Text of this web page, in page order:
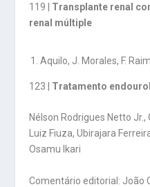
119 | Transplante renal
renal múltiple
Aquilo, J. Morales, F.
123 | Tratamento
Nélson Rodrigues Netto
Luiz Fiuza, Ubirajara
Osamu Ikari
Comentário editorial: João